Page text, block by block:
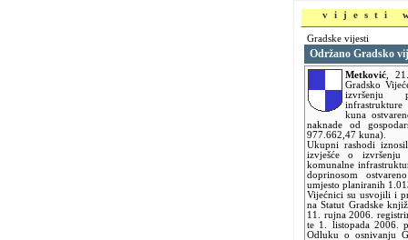
vijesti
Gradske vijesti
Održano Gradsko
Metković
Gradsko
izvršenju
kuna
naknade od
977.662,47 kuna).
Ukupni rashodi
izvješće o izvršenju
komunalne
doprinosom
umjesto planiranih
Vijećnici su usvojili i
na Statut Gradske
11. rujna 2006.
te 1. listopada 2006.
Odluku o osnivanju